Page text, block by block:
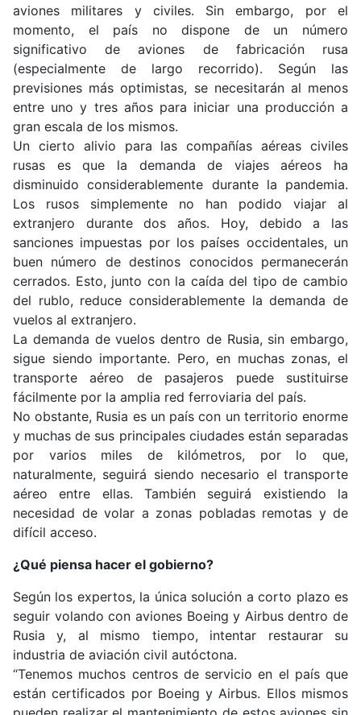
aviones militares y civiles. Sin embargo, por el
momento, el país no dispone de un número
significativo de aviones de fabricación rusa
(especialmente de largo recorrido). Según las
previsiones más optimistas, se necesitarán al menos
entre uno y tres años para iniciar una producción a
gran escala de los mismos.
Un cierto alivio para las compañías aéreas civiles
rusas es que la demanda de viajes aéreos ha
disminuido considerablemente durante la pandemia.
Los rusos simplemente no han podido viajar al
extranjero durante dos años. Hoy, debido a las
sanciones impuestas por los países occidentales, un
buen número de destinos conocidos permanecerán
cerrados. Esto, junto con la caída del tipo de cambio
del rublo, reduce considerablemente la demanda de
vuelos al extranjero.
La demanda de vuelos dentro de Rusia, sin embargo,
sigue siendo importante. Pero, en muchas zonas, el
transporte aéreo de pasajeros puede sustituirse
fácilmente por la amplia red ferroviaria del país.
No obstante, Rusia es un país con un territorio enorme
y muchas de sus principales ciudades están separadas
por varios miles de kilómetros, por lo que,
naturalmente, seguirá siendo necesario el transporte
aéreo entre ellas. También seguirá existiendo la
necesidad de volar a zonas pobladas remotas y de
difícil acceso.
¿Qué piensa hacer el gobierno?
Según los expertos, la única solución a corto plazo es
seguir volando con aviones Boeing y Airbus dentro de
Rusia y, al mismo tiempo, intentar restaurar su
industria de aviación civil autóctona.
“Tenemos muchos centros de servicio en el país que
están certificados por Boeing y Airbus. Ellos mismos